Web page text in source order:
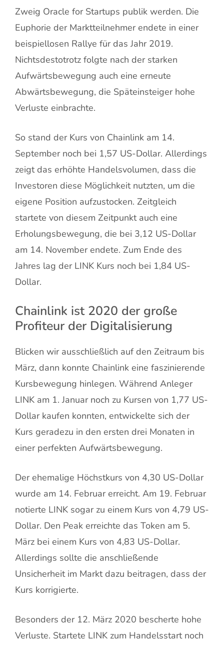
Zweig Oracle for Startups publik werden. Die
Euphorie der Marktteilnehmer endete in einer
beispiellosen Rallye für das Jahr 2019.
Nichtsdestotrotz folgte nach der starken
Aufwärtsbewegung auch eine erneute
Abwärtsbewegung, die Späteinsteiger hohe
Verluste einbrachte.
So stand der Kurs von Chainlink am 14.
September noch bei 1,57 US-Dollar. Allerdings
zeigt das erhöhte Handelsvolumen, dass die
Investoren diese Möglichkeit nutzten, um die
eigene Position aufzustocken. Zeitgleich
startete von diesem Zeitpunkt auch eine
Erholungsbewegung, die bei 3,12 US-Dollar
am 14. November endete. Zum Ende des
Jahres lag der LINK Kurs noch bei 1,84 US-
Dollar.
Chainlink ist 2020 der große
Profiteur der Digitalisierung
Blicken wir ausschließlich auf den Zeitraum bis
März, dann konnte Chainlink eine faszinierende
Kursbewegung hinlegen. Während Anleger
LINK am 1. Januar noch zu Kursen von 1,77 US-
Dollar kaufen konnten, entwickelte sich der
Kurs geradezu in den ersten drei Monaten in
einer perfekten Aufwärtsbewegung.
Der ehemalige Höchstkurs von 4,30 US-Dollar
wurde am 14. Februar erreicht. Am 19. Februar
notierte LINK sogar zu einem Kurs von 4,79 US-
Dollar. Den Peak erreichte das Token am 5.
März bei einem Kurs von 4,83 US-Dollar.
Allerdings sollte die anschließende
Unsicherheit im Markt dazu beitragen, dass der
Kurs korrigierte.
Besonders der 12. März 2020 bescherte hohe
Verluste. Startete LINK zum Handelsstart noch